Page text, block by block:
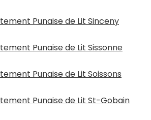
Punaise de Lit Sinceny
Punaise de Lit Sissonne
Punaise de Lit Soissons
Punaise de Lit St-Gobain